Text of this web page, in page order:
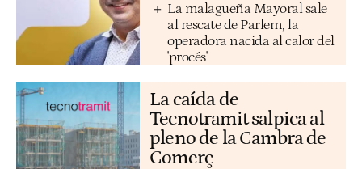
La malagueña Mayoral sale
al rescate de Parlem, la
operadora nacida al calor del
'procés'
La caída de
Tecnotramit salpica al
pleno de la Cambra de
Comerç